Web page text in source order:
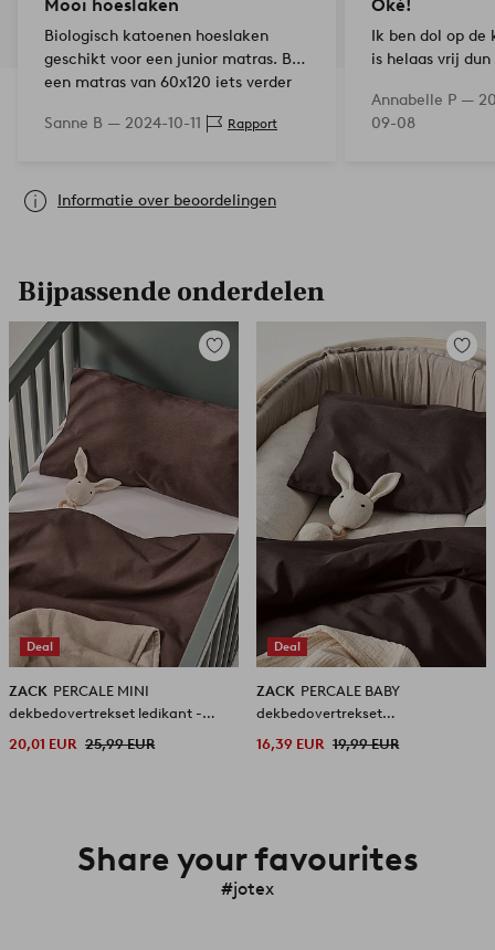
Mooi hoeslaken
Biologisch katoenen hoeslaken
geschikt voor een junior matras. Bij
een matras van 60x120 iets verder
Sanne B — 2024-10-11 Rapport
Oké!
Ik ben dol op de
is helaas vrij
het niet
Annabelle P —
09-08
Informatie over beoordelingen
Bijpassende onderdelen
Deal
Toevoegen
favorieten
ZACK PERCALE MINI
dekbedovertrekset ledikant -
20,01 EUR 25,99 EUR
Deal
aan
ZACK PERCALE BABY
dekbedovertrekset
16,39 EUR 19,99 EUR
Share your favourites
#jotex